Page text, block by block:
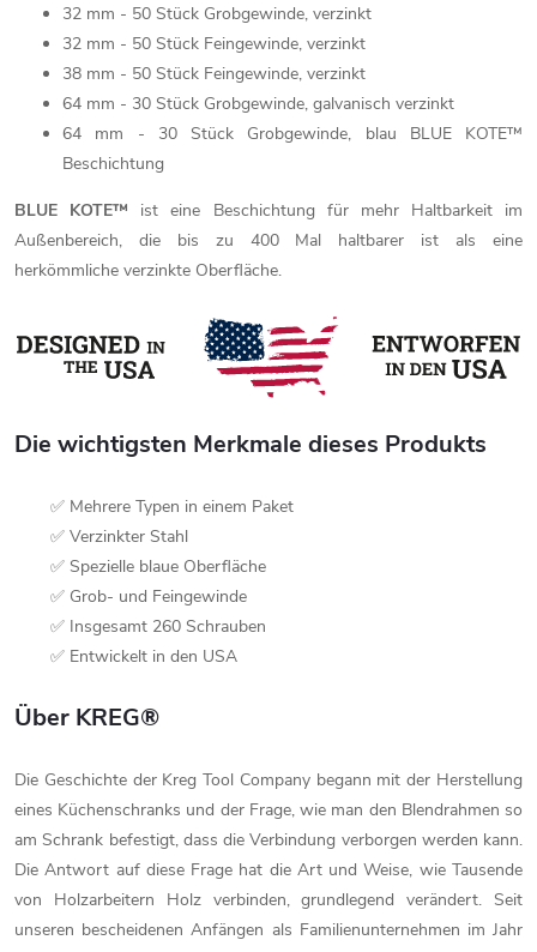
32 mm - 50 Stück Grobgewinde, verzinkt
32 mm - 50 Stück Feingewinde, verzinkt
38 mm - 50 Stück Feingewinde, verzinkt
64 mm - 30 Stück Grobgewinde, galvanisch verzinkt
64 mm - 30 Stück Grobgewinde, blau BLUE KOTE™
Beschichtung
BLUE KOTE™ ist eine Beschichtung für mehr Haltbarkeit im
Außenbereich, die bis zu 400 Mal haltbarer ist als eine
herkömmliche verzinkte Oberfläche.
Die wichtigsten Merkmale dieses Produkts
✅ Mehrere Typen in einem Paket
✅ Verzinkter Stahl
✅ Spezielle blaue Oberfläche
✅ Grob- und Feingewinde
✅ Insgesamt 260 Schrauben
✅ Entwickelt in den USA
Über KREG®
Die Geschichte der Kreg Tool Company begann mit der Herstellung
eines Küchenschranks und der Frage, wie man den Blendrahmen so
am Schrank befestigt, dass die Verbindung verborgen werden kann.
Die Antwort auf diese Frage hat die Art und Weise, wie Tausende
von Holzarbeitern Holz verbinden, grundlegend verändert. Seit
unseren bescheidenen Anfängen als Familienunternehmen im Jahr